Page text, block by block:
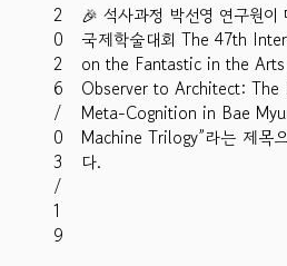
2
0
2
6
/
0
3
/
1
9
🎉 석사과정 박선영 연구원
국제학술대회 The 47th
on the Fantastic in the
Observer to Architect:
Meta-Cognition in Bae
Machine Trilogy”라는 제목
다.